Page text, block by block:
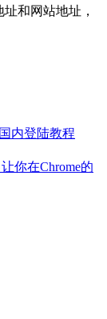
和网站地址，
内登陆教程
你在Chrome的